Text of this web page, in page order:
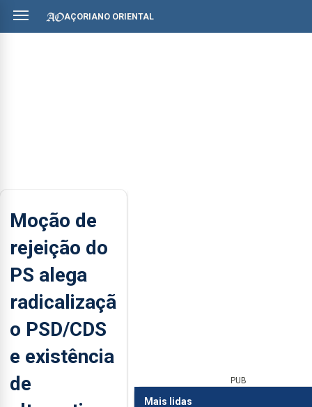
AÇORIANO ORIENTAL
Moção de
rejeição do
PS alega
radicalizaçã
o PSD/CDS
e existência
de
PUB
Mais lidas